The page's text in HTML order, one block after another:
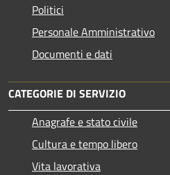
Politici
Personale Amministrativo
Documenti e dati
CATEGORIE DI SERVIZIO
Anagrafe e stato civile
Cultura e tempo libero
Vita lavorativa